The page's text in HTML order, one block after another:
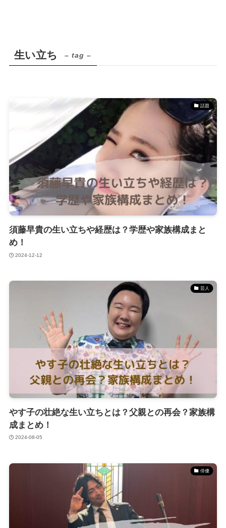
生い立ち – tag –
話題
須藤早貴の生い立ちや経歴は？学歴や家族構成まと
め！
2024-12-12
芸人
やす子の壮絶な生い立ちとは？父親との再会？家族構
成まとめ！
2024-08-05
俳優